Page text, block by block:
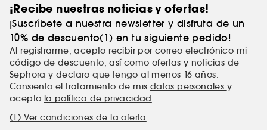
productos imprescindibles?
¡Recibe nuestras noticias y ofertas!
¡Suscríbete a nuestra newsletter y disfruta de un
10% de descuento(1) en tu siguiente pedido!
Al registrarme, acepto recibir por correo electrónico mi
código de descuento, así como ofertas y noticias de
Sephora y declaro que tengo al menos 16 años.
Consiento el tratamiento de mis datos personales y
acepto la política de privacidad.
(1) Ver condiciones de la oferta